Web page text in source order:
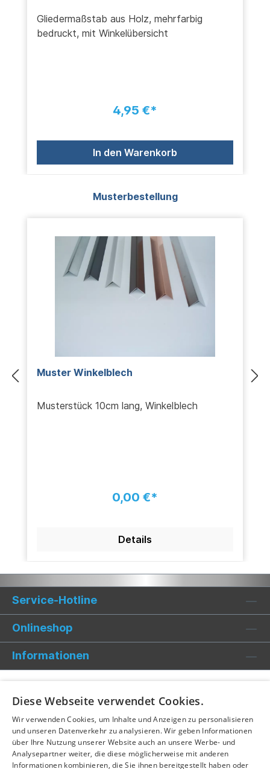
Gliedermaßstab aus Holz, mehrfarbig
bedruckt, mit Winkelübersicht
4,95 €*
In den Warenkorb
Produktgalerie überspringen
Musterbestellung
Muster Winkelblech
Musterstück 10cm lang, Winkelblech
0,00 €*
Details
Service-Hotline
Onlineshop
Informationen
Diese Webseite verwendet Cookies.
Wir verwenden Cookies, um Inhalte und Anzeigen zu personalisieren
und unseren Datenverkehr zu analysieren. Wir geben Informationen
über Ihre Nutzung unserer Website auch an unsere Werbe- und
Analysepartner weiter, die diese möglicherweise mit anderen
Informationen kombinieren, die Sie ihnen bereitgestellt haben oder